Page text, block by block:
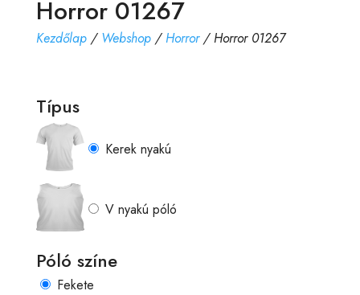
Horror 01267
Kezdőlap/ Webshop/ Horror/ Horror 01267
Típus
Kerek nyakú
V nyakú póló
Póló színe
Fekete